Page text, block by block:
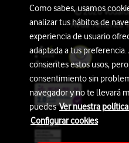
© 2026
Avda. América
Como sabes, usamos
analizar tus hábitos de
experiencia de usuario
adaptada a tus
consientes estos usos,
consentimiento sin
navegador y no te llevará
puedesVer nuestra
Configurar cookies